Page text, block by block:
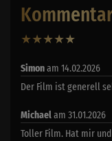
★★★★★
Simonam 14.02.2026
Der Film ist generell
Michaelam 31.01.2026
Toller Film. Hat mir